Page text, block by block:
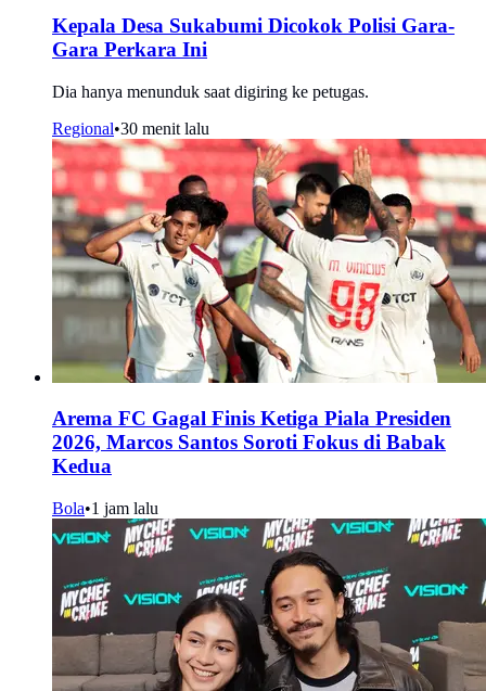
Kepala Desa Sukabumi Dicokok Polisi Gara-
Gara Perkara Ini
Dia hanya menunduk saat digiring ke petugas.
Regional•30 menit lalu
Arema FC Gagal Finis Ketiga Piala Presiden
2026, Marcos Santos Soroti Fokus di Babak
Kedua
Bola•1 jam lalu